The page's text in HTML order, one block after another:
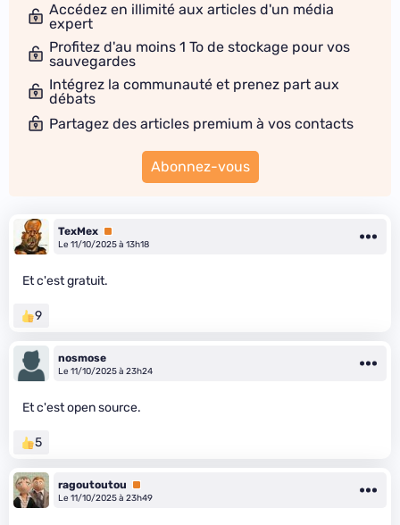
Accédez en illimité aux articles d'un média
expert
Profitez d'au moins 1 To de stockage pour vos
sauvegardes
Intégrez la communauté et prenez part aux
débats
Partagez des articles premium à vos contacts
Abonnez-vous
TexMex Premium
Le 11/10/2025 à 13h18
Et c'est gratuit.
9
nosmose
Le 11/10/2025 à 23h24
Et c'est open source.
5
ragoutoutou
Premium
Le 11/10/2025 à 23h49